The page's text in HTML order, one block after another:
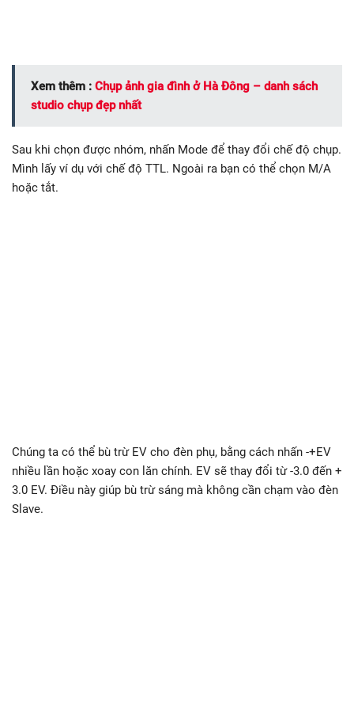
Xem thêm : Chụp ảnh gia đình ở Hà Đông – danh sách
studio chụp đẹp nhất
Sau khi chọn được nhóm, nhấn Mode để thay đổi chế độ chụp.
Mình lấy ví dụ với chế độ TTL. Ngoài ra bạn có thể chọn M/A
hoặc tắt.
Chúng ta có thể bù trừ EV cho đèn phụ, bằng cách nhấn -+EV
nhiều lần hoặc xoay con lăn chính. EV sẽ thay đổi từ -3.0 đến +
3.0 EV. Điều này giúp bù trừ sáng mà không cần chạm vào đèn
Slave.